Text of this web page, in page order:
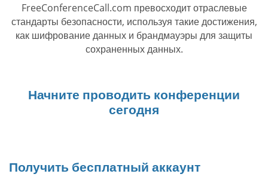
FreeConferenceCall.com превосходит отраслевые
стандарты безопасности, используя такие достижения,
как шифрование данных и брандмауэры для защиты
сохраненных данных.
Начните проводить конференции
сегодня
Получить бесплатный аккаунт